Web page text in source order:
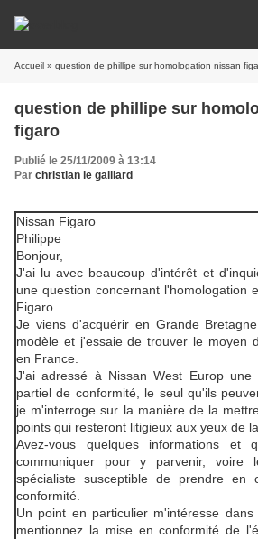
Accueil » question de phillipe sur homologation nissan
question de phillipe sur
figaro
Publié le 25/11/2009 à 13:14
Par christian le galliard
Nissan Figaro
Philippe
Bonjour,
J'ai lu avec beaucoup d'intérêt et
une question concernant l'homologation
Figaro.
Je viens d'acquérir en Grande
modèle et j'essaie de trouver le moyen
en France.
J'ai adressé à Nissan West Europ une
partiel de conformité, le seul qu'ils
je m'interroge sur la manière de la
points qui resteront litigieux aux yeux de
Avez-vous quelques informations et
communiquer pour y parvenir, voire
spécialiste susceptible de prendre en
conformité.
Un point en particulier m'intéresse
mentionnez la mise en conformité de